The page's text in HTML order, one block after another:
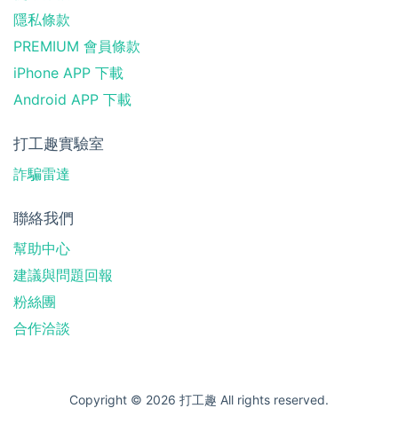
隱私條款
PREMIUM 會員條款
iPhone APP 下載
Android APP 下載
打工趣實驗室
詐騙雷達
聯絡我們
幫助中心
建議與問題回報
粉絲團
合作洽談
Copyright © 2026 打工趣 All rights reserved.